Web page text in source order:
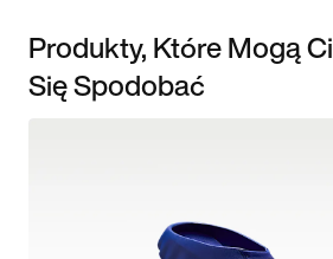
Produkty, Które Mogą Ci
Się Spodobać